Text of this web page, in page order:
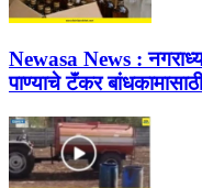
Newasa News :
पाण्याचे टॅंकर